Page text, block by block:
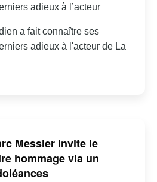
adieux à l’acteur
a fait connaître ses
adieux à l'acteur de La
Messier invite le
hommage via un